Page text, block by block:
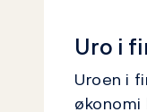
Uro i
Uroen i